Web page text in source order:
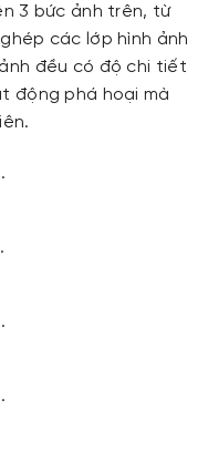
3 bức ảnh trên, từ
các lớp hình ảnh
đều có độ chi tiết
động phá hoại mà